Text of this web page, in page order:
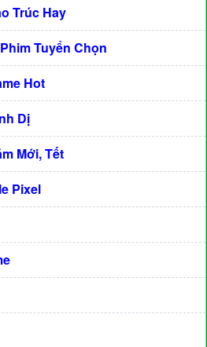
Trúc Hay
Tuyển Chọn
Hot
Dị
Mới, Tết
Pixel